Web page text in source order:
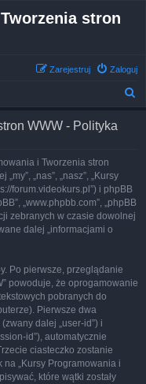
stron
Zaloguj
Zarejestruj
WWW - Polityka
i Tworzenia stron
„nas”, „nasz”, „Kursy
forum.videokurs.pl”) i phpBB
„www.phpbb.com”, „phpBB
zebranych w czasie dowolnej
dalej „informacjami o
Po pierwsze, przeglądanie
powoduje, że oprogamowanie
pobranych do
Pierwsze dwa
dalej „user-id”) i
id”), automatycznie
ciasteczko zostanie
„Kursy Programowania i
które wątki zostały